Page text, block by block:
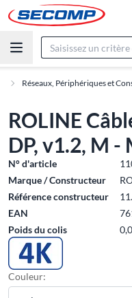
Réseaux, Périphériques et
ROLINE
DP, v1.2, M -
N° d'article
Marque / Constructeur
Référence constructeur
EAN
Poids du colis
Couleur: